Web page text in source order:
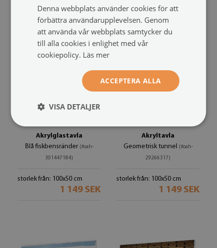
1 149 SEK
Akrylglastavla
Blå fiskbensränder (#oah-
301447184)
storlek från: 100x50 cm
1 149 SEK
Akryltavla
Geometrisk tunnel (#oah-
29266317)
storlek från: 100x50 cm
1 149 SEK
Denna webbplats använder cookies för att
förbättra användarupplevelsen. Genom
att använda vår webbplats samtycker du
till alla cookies i enlighet med vår
cookiepolicy. Läs mer
ACCEPTERA ALLA
VISA DETALJER